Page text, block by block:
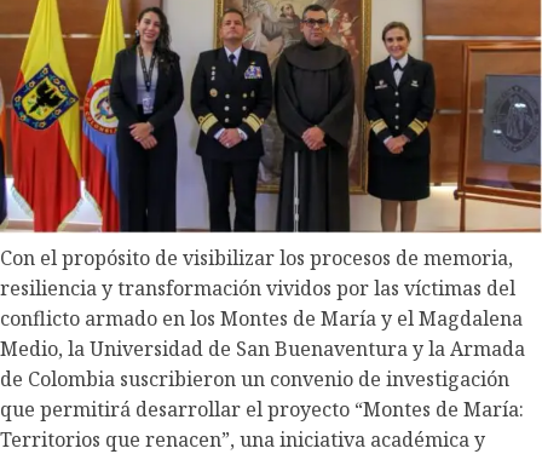
Con el propósito de visibilizar los procesos de memoria,
resiliencia y transformación vividos por las víctimas del
conflicto armado en los Montes de María y el Magdalena
Medio, la Universidad de San Buenaventura y la Armada
de Colombia suscribieron un convenio de investigación
que permitirá desarrollar el proyecto “Montes de María:
Territorios que renacen”, una iniciativa académica y